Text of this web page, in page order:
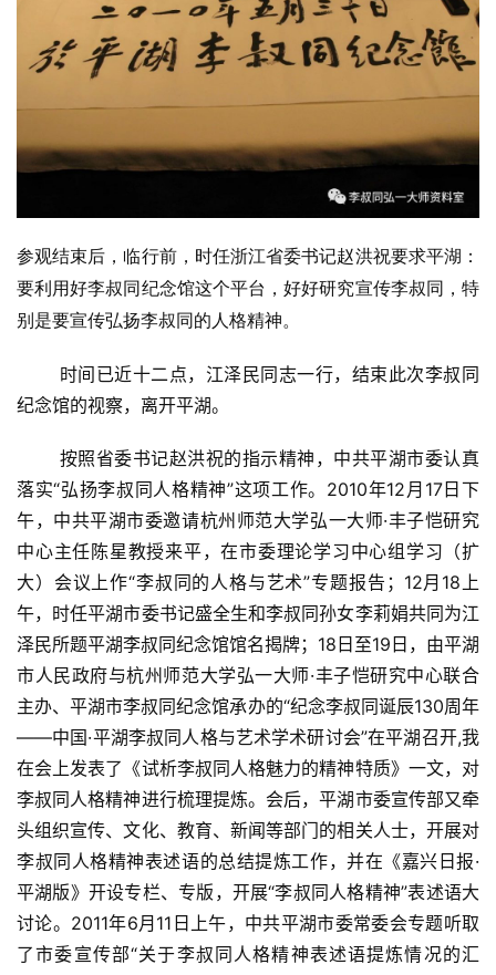
参观结束后，临行前，时任浙江省委书记赵洪祝要求平湖：
要利用好李叔同纪念馆这个平台，好好研究宣传李叔同，特
别是要宣传弘扬李叔同的人格精神。
时间已近十二点，江泽民同志一行，结束此次李叔同
纪念馆的视察，离开平湖。
按照省委书记赵洪祝的指示精神，中共平湖市委认真
落实“弘扬李叔同人格精神”这项工作。2010年12月17日下
午，中共平湖市委邀请杭州师范大学弘一大师·丰子恺研究
中心主任陈星教授来平，在市委理论学习中心组学习（扩
大）会议上作“李叔同的人格与艺术”专题报告；12月18上
午，时任平湖市委书记盛全生和李叔同孙女李莉娟共同为江
泽民所题平湖李叔同纪念馆馆名揭牌；18日至19日，由平湖
市人民政府与杭州师范大学弘一大师·丰子恺研究中心联合
主办、平湖市李叔同纪念馆承办的“纪念李叔同诞辰130周年
——中国·平湖李叔同人格与艺术学术研讨会”在平湖召开,我
在会上发表了《试析李叔同人格魅力的精神特质》一文，对
李叔同人格精神进行梳理提炼。会后，平湖市委宣传部又牵
头组织宣传、文化、教育、新闻等部门的相关人士，开展对
李叔同人格精神表述语的总结提炼工作，并在《嘉兴日报·
平湖版》开设专栏、专版，开展“李叔同人格精神”表述语大
讨论。2011年6月11日上午，中共平湖市委常委会专题听取
了市委宣传部“关于李叔同人格精神表述语提炼情况的汇